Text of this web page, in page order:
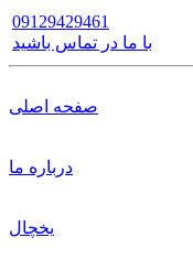
09129429461
با ما در تماس باشید
صفحه اصلی
درباره ما
یخچال